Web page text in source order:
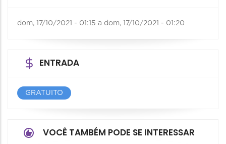
dom, 17/10/2021 - 01:15 a dom, 17/10/2021 - 01:20
ENTRADA
GRATUITO
VOCÊ TAMBÉM PODE SE INTERESSAR